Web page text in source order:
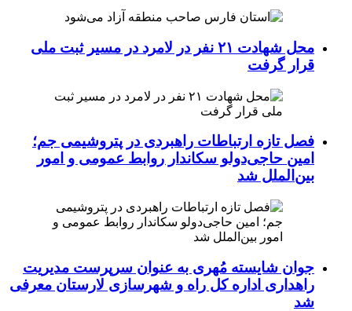
محل شهادت ۲۱ نفر در لامرد در مسیر ثبت ملی
قرار گرفت
فصل تازه ارتباطات راهبردی در پتروشیمی جم؛
امین حاجی‌دولو سکاندار روابط عمومی و امور
بین‌الملل شد
جوان شایسته مُهری به عنوان سرپرست مدیریت
راهداری اداره کل راه و شهرسازی لارستان معرفی
شد